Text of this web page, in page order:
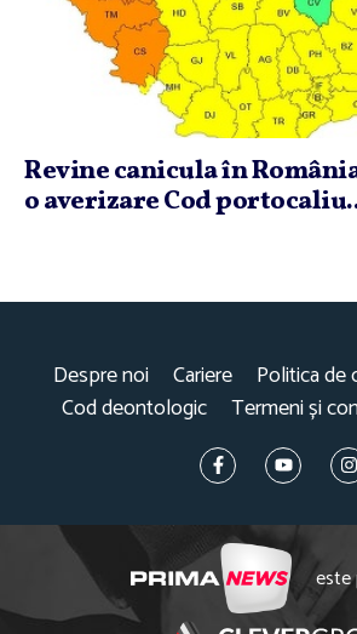
Revine canicula în
o averizare Cod
Despre noi Cariere
Politica de
Cod deontologic
Termeni și
este